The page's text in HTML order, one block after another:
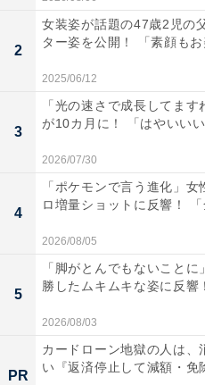
2
女装姿が話題の47歳2児の
ター姿を公開！ 「素顔も
2025/06/12
3
「光の速さで成長してま
が10カ月に！ 「はやいい
2026/07/30
4
「ポケモンで言う進化」
ロ増量ショットに反響！
2026/08/05
5
「脚がとんでもないこと
勝したムキムキな姿に反響
2026/08/03
PR
カードローン地獄の人は、
い『返済停止して減額・免